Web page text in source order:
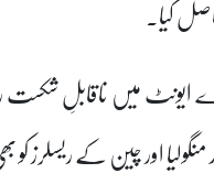
کیا۔
میں ناقابلِ شکست
اور چین کے ریسلرز کو